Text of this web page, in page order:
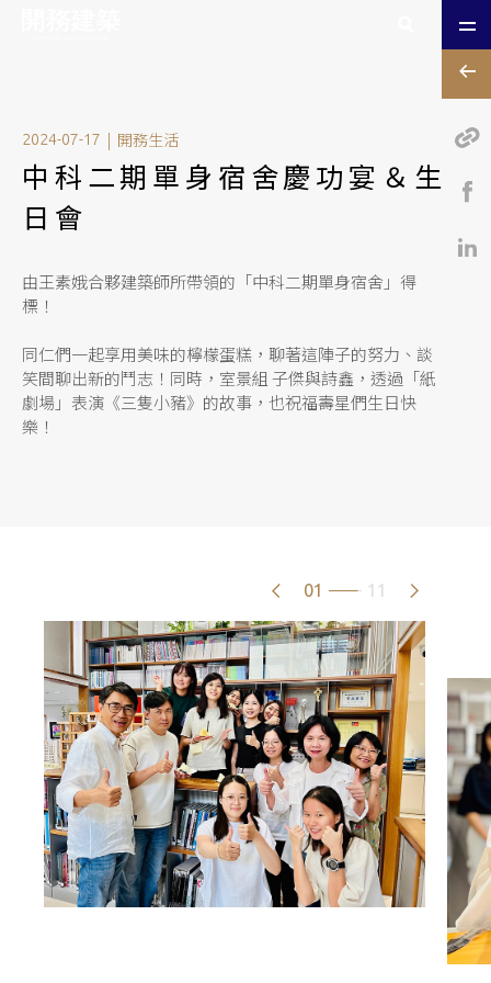
2024-07-17 | 開務生活
中科二期單身宿舍慶功宴＆生
日會
由王素娥合夥建築師所帶領的「中科二期單身宿舍」得
標！
同仁們一起享用美味的檸檬蛋糕，聊著這陣子的努力、談
笑間聊出新的鬥志！同時，室景組 子傑與詩鑫，透過「紙
劇場」表演《三隻小豬》的故事，也祝福壽星們生日快
樂！
01 11